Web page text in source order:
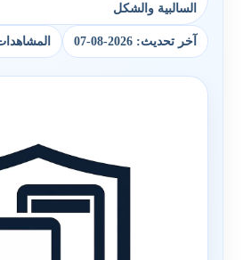
السالبية والشكل
آخر تحديث: 2026-08-07 المشاهدات: